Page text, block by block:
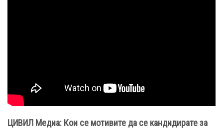
ЦИВИЛ Медиа: Кои се мотивите да се кандидирате за